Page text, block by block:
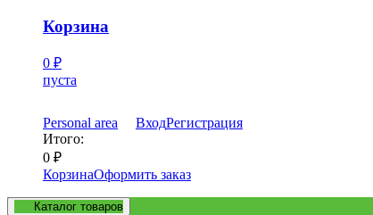
Корзина
0 ₽
пуста
Personal area ВходРегистрация
Итого:
0 ₽
КорзинаОформить заказ
Каталог товаров